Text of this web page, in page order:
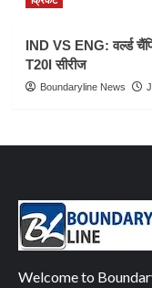
IND VS ENG: वर्ल्ड
T20I सीरीज
Boundaryline News
Welcome to